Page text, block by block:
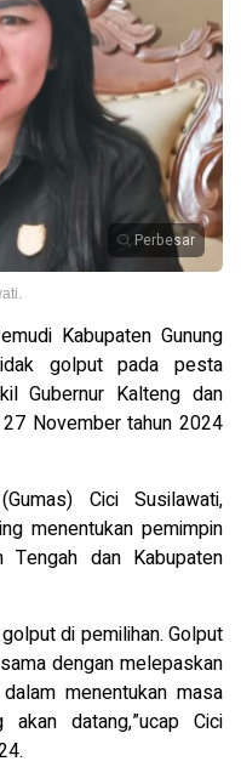
Perbesar
Kabupaten Gunung
golput pada pesta
Gubernur Kalteng dan
November tahun 2024
Cici Susilawati,
menentukan pemimpin
Tengah dan Kabupaten
di pemilihan. Golput
dengan melepaskan
menentukan masa
datang,”ucap Cici